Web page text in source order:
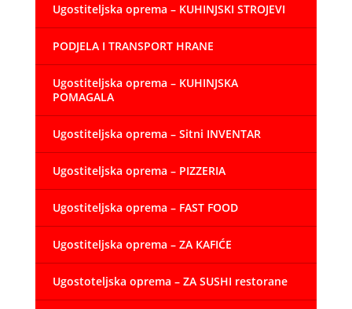
Ugostiteljska oprema – KUHINJSKI STROJEVI
PODJELA I TRANSPORT HRANE
Ugostiteljska oprema – KUHINJSKA
POMAGALA
Ugostiteljska oprema – Sitni INVENTAR
Ugostiteljska oprema – PIZZERIA
Ugostiteljska oprema – FAST FOOD
Ugostiteljska oprema – ZA KAFIĆE
Ugostoteljska oprema – ZA SUSHI restorane